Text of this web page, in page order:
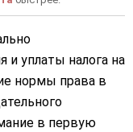
и уплаты налога на
нормы права в
в первую